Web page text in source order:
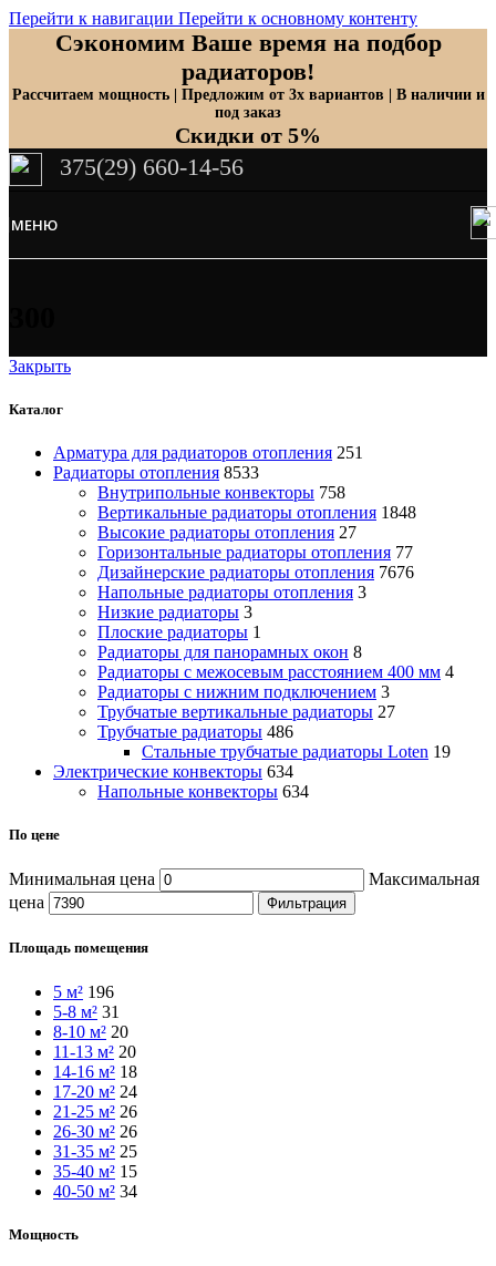
Перейти к навигации Перейти к основному контенту
Сэкономим Ваше время на подбор
радиаторов!
Рассчитаем мощность | Предложим от 3х вариантов | В наличии и
под заказ
Скидки от 5%
375(29) 660-14-56
МЕНЮ
Закрыть
Каталог
Арматура для радиаторов отопления 251
Радиаторы отопления 8533
Внутрипольные конвекторы 758
Вертикальные радиаторы отопления 1848
Высокие радиаторы отопления 27
Горизонтальные радиаторы отопления 77
Дизайнерские радиаторы отопления 7676
Напольные радиаторы отопления 3
Низкие радиаторы 3
Плоские радиаторы 1
Радиаторы для панорамных окон 8
Радиаторы с межосевым расстоянием 400 мм 4
Радиаторы с нижним подключением 3
Трубчатые вертикальные радиаторы 27
Трубчатые радиаторы 486
Cтальные трубчатые радиаторы Loten 19
Электрические конвекторы 634
Напольные конвекторы 634
По цене
Минимальная цена
Максимальная
цена
Фильтрация
Площадь помещения
5 м² 196
5-8 м² 31
8-10 м² 20
11-13 м² 20
14-16 м² 18
17-20 м² 24
21-25 м² 26
26-30 м² 26
31-35 м² 25
35-40 м² 15
40-50 м² 34
Мощность